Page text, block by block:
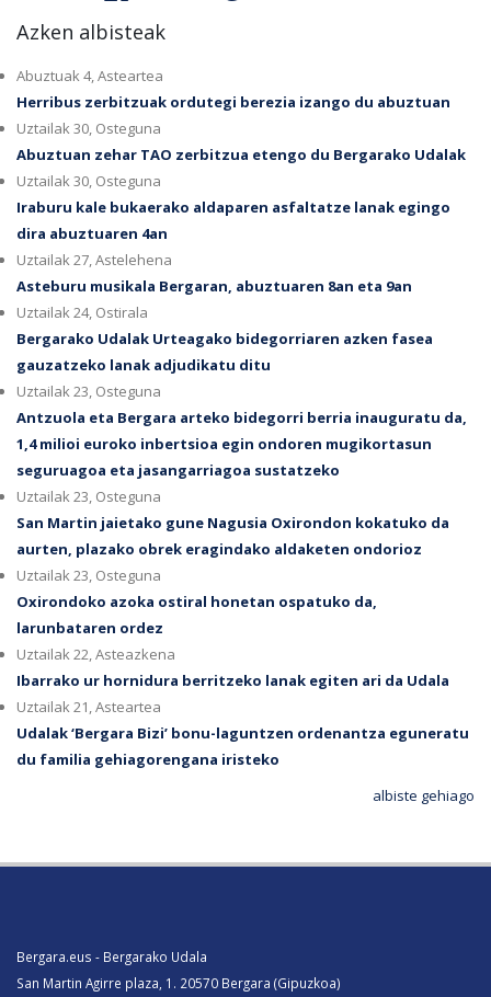
Azken albisteak
Abuztuak 4, Asteartea
Herribus zerbitzuak ordutegi berezia izango du abuztuan
Uztailak 30, Osteguna
Abuztuan zehar TAO zerbitzua etengo du Bergarako Udalak
Uztailak 30, Osteguna
Iraburu kale bukaerako aldaparen asfaltatze lanak egingo
dira abuztuaren 4an
Uztailak 27, Astelehena
Asteburu musikala Bergaran, abuztuaren 8an eta 9an
Uztailak 24, Ostirala
Bergarako Udalak Urteagako bidegorriaren azken fasea
gauzatzeko lanak adjudikatu ditu
Uztailak 23, Osteguna
Antzuola eta Bergara arteko bidegorri berria inauguratu da,
1,4 milioi euroko inbertsioa egin ondoren mugikortasun
seguruagoa eta jasangarriagoa sustatzeko
Uztailak 23, Osteguna
San Martin jaietako gune Nagusia Oxirondon kokatuko da
aurten, plazako obrek eragindako aldaketen ondorioz
Uztailak 23, Osteguna
Oxirondoko azoka ostiral honetan ospatuko da,
larunbataren ordez
Uztailak 22, Asteazkena
Ibarrako ur hornidura berritzeko lanak egiten ari da Udala
Uztailak 21, Asteartea
Udalak ‘Bergara Bizi’ bonu-laguntzen ordenantza eguneratu
du familia gehiagorengana iristeko
albiste gehiago
Bergara.eus - Bergarako Udala
San Martin Agirre plaza, 1. 20570 Bergara (Gipuzkoa)